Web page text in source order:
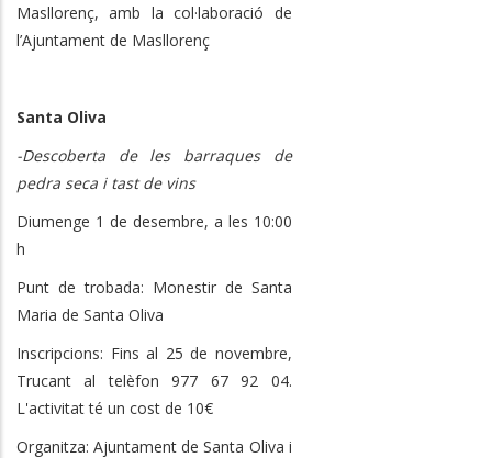
Masllorenç, amb la col·laboració de
l’Ajuntament de Masllorenç
Santa Oliva
-Descoberta de les barraques de
pedra seca i tast de vins
Diumenge 1 de desembre, a les 10:00
h
Punt de trobada: Monestir de Santa
Maria de Santa Oliva
Inscripcions: Fins al 25 de novembre,
Trucant al telèfon 977 67 92 04.
L'activitat té un cost de 10€
Organitza: Ajuntament de Santa Oliva i